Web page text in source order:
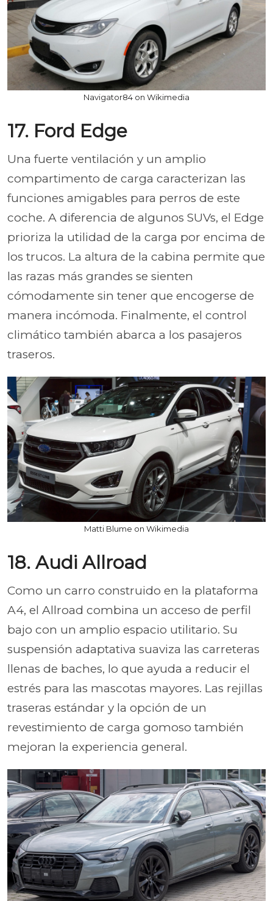
Navigator84 on Wikimedia
17. Ford Edge
Una fuerte ventilación y un amplio
compartimento de carga caracterizan las
funciones amigables para perros de este
coche. A diferencia de algunos SUVs, el Edge
prioriza la utilidad de la carga por encima de
los trucos. La altura de la cabina permite que
las razas más grandes se sienten
cómodamente sin tener que encogerse de
manera incómoda. Finalmente, el control
climático también abarca a los pasajeros
traseros.
Matti Blume on Wikimedia
18. Audi Allroad
Como un carro construido en la plataforma
A4, el Allroad combina un acceso de perfil
bajo con un amplio espacio utilitario. Su
suspensión adaptativa suaviza las carreteras
llenas de baches, lo que ayuda a reducir el
estrés para las mascotas mayores. Las rejillas
traseras estándar y la opción de un
revestimiento de carga gomoso también
mejoran la experiencia general.